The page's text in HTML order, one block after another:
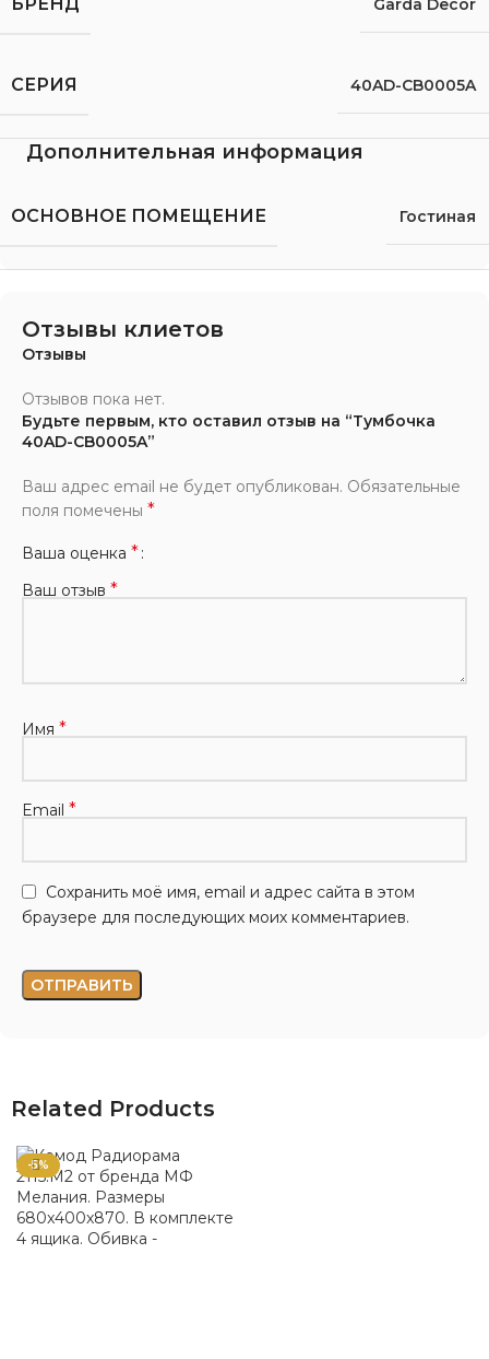
СЕРИЯ 40AD-CB0005A
Дополнительная информация
ОСНОВНОЕ ПОМЕЩЕНИЕ Гостиная
Отзывы клиетов
Отзывы
Отзывов пока нет.
Будьте первым, кто оставил отзыв на “Тумбочка
40AD-CB0005A”
Ваш адрес email не будет опубликован. Обязательные
поля помечены *
Ваша оценка *
Ваш отзыв *
Имя *
Email *
Сохранить моё имя, email и адрес сайта в этом
браузере для последующих моих комментариев.
Related Products
-5%